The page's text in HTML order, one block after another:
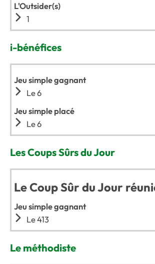
L'Outsider(s)
1
i-bénéfices
Jeu simple gagnant
Le 6
Jeu simple placé
Le 6
Les Coups Sûrs du Jour
Le Coup Sûr du Jour
Jeu simple gagnant
Le 413
Le méthodiste